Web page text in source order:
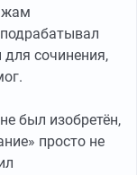
сочинения,
был изобретён,
просто не